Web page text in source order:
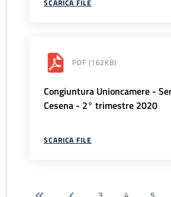
SCARICA FILE
PDF (162KB)
Congiuntura Unioncamere -
Cesena - 2° trimestre 2020
SCARICA FILE